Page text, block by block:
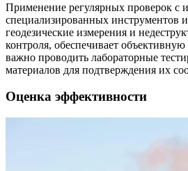
Применение регулярных проверок с
специализированных инструментов
геодезические измерения и
контроля, обеспечивает
важно проводить лабораторные
материалов для подтверждения их
Оценка эффективности